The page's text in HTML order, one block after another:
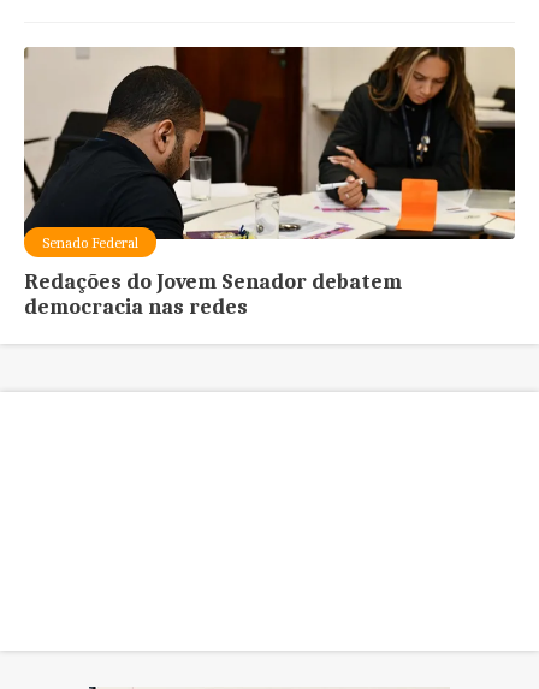
Senado Federal
Redações do Jovem Senador debatem
democracia nas redes